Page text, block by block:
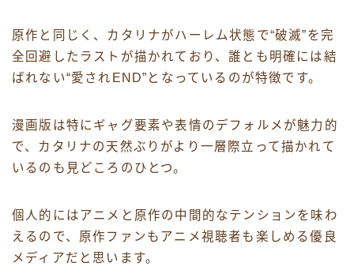
原作と同じく、カタリナがハーレム状態で“破滅”を完
全回避したラストが描かれており、誰とも明確には結
ばれない“愛されEND”となっているのが特徴です。
漫画版は特にギャグ要素や表情のデフォルメが魅力的
で、カタリナの天然ぶりがより一層際立って描かれて
いるのも見どころのひとつ。
個人的にはアニメと原作の中間的なテンションを味わ
えるので、原作ファンもアニメ視聴者も楽しめる優良
メディアだと思います。